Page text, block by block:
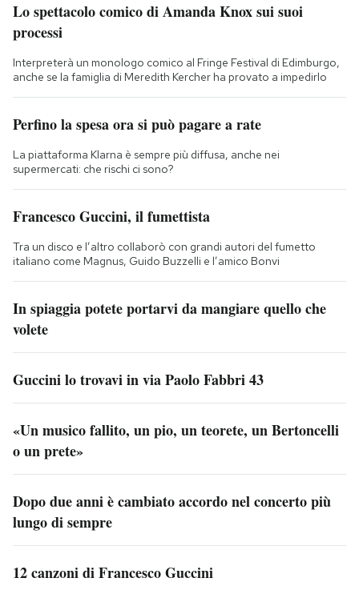
Lo spettacolo comico di Amanda Knox sui suoi
processi
Interpreterà un monologo comico al Fringe Festival di Edimburgo,
anche se la famiglia di Meredith Kercher ha provato a impedirlo
Perfino la spesa ora si può pagare a rate
La piattaforma Klarna è sempre più diffusa, anche nei
supermercati: che rischi ci sono?
Francesco Guccini, il fumettista
Tra un disco e l’altro collaborò con grandi autori del fumetto
italiano come Magnus, Guido Buzzelli e l’amico Bonvi
In spiaggia potete portarvi da mangiare quello che
volete
Guccini lo trovavi in via Paolo Fabbri 43
«Un musico fallito, un pio, un teorete, un Bertoncelli
o un prete»
Dopo due anni è cambiato accordo nel concerto più
lungo di sempre
12 canzoni di Francesco Guccini